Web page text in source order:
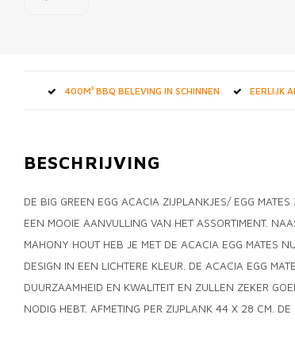
400M² BBQ BELEVING IN SCHINNEN EERLIJK
BESCHRIJVING
DE BIG GREEN EGG ACACIA ZIJPLANKJES/ EGG
EEN MOOIE AANVULLING VAN HET ASSORTIMENT.
MAHONY HOUT HEB JE MET DE ACACIA EGG MATES
DESIGN IN EEN LICHTERE KLEUR. DE ACACIA EGG
DUURZAAMHEID EN KWALITEIT EN ZULLEN ZEKER
NODIG HEBT. AFMETING PER ZIJPLANK 44 X 28 CM.